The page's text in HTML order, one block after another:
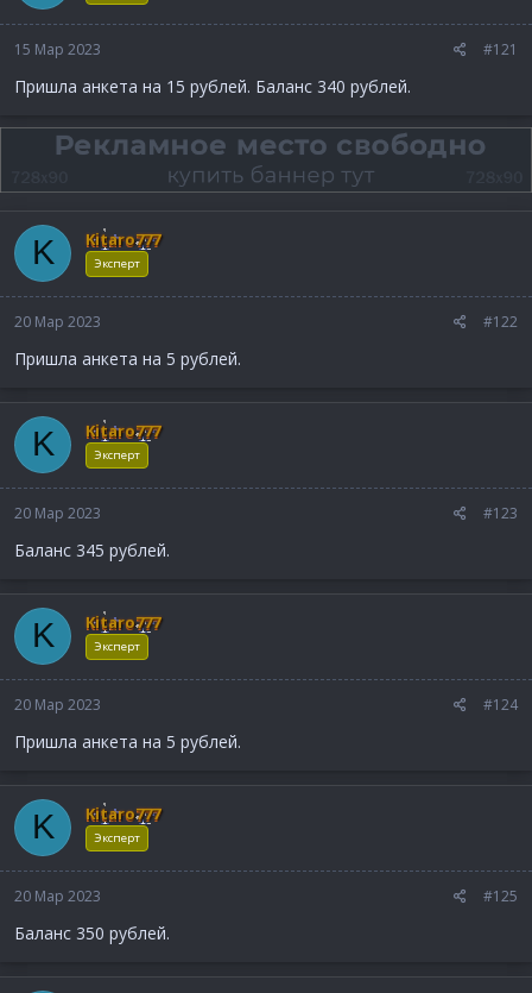
15 Мар 2023 #121
Пришла анкета на 15 рублей. Баланс 340 рублей.
K Kitaro777
Эксперт
20 Мар 2023 #122
Пришла анкета на 5 рублей.
K Kitaro777
Эксперт
20 Мар 2023 #123
Баланс 345 рублей.
K Kitaro777
Эксперт
20 Мар 2023 #124
Пришла анкета на 5 рублей.
K Kitaro777
Эксперт
20 Мар 2023 #125
Баланс 350 рублей.